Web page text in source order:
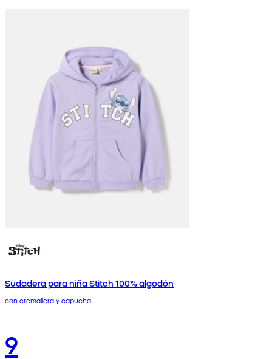
Sudadera para niña Stitch 100% algodón
con cremallera y capucha
9